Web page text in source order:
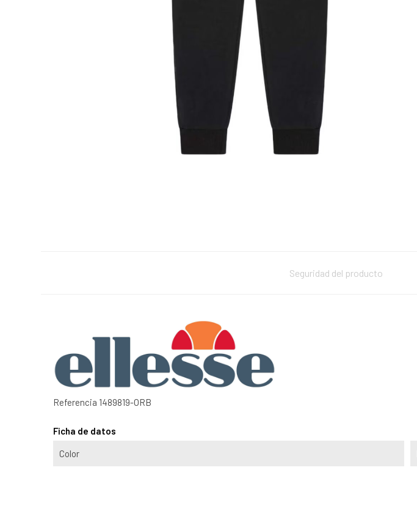
Seguridad del producto
Referencia 1489819-ORB
Ficha de datos
Color